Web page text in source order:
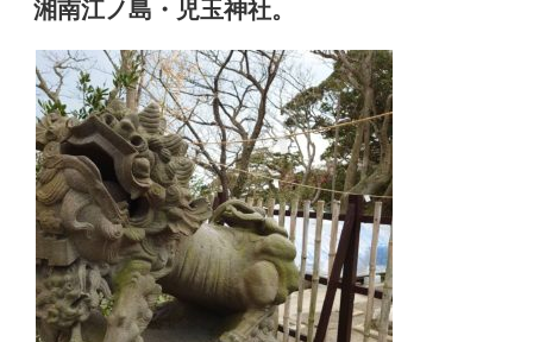
日:
湘南江ノ島・児玉神社。